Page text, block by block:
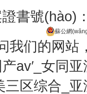
書號(hào)
蘇公網
我们的网站
av′_女同
三区综合_